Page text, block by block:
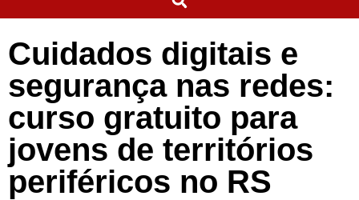
Cuidados digitais e
segurança nas redes:
curso gratuito para
jovens de territórios
periféricos no RS